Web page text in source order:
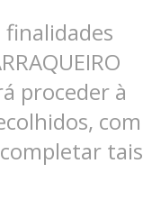
finalidades
proceder à
com
tais